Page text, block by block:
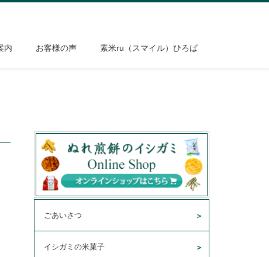
内 お客様の声 素米ru（スマイル）ひろば
ごあいさつ
イシガミの米菓子